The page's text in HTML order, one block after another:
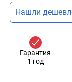
Нашли
Гарантия
1 год